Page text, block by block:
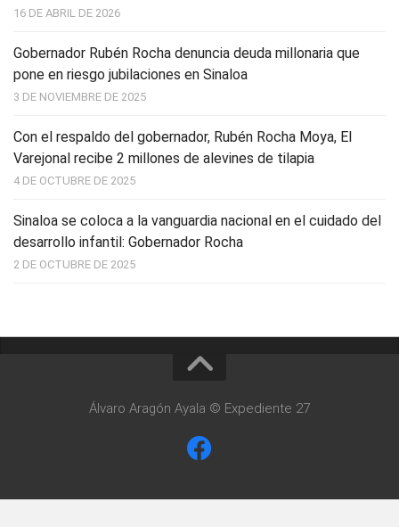
16 DE ABRIL DE 2026
Gobernador Rubén Rocha denuncia deuda millonaria que
pone en riesgo jubilaciones en Sinaloa
3 DE NOVIEMBRE DE 2025
Con el respaldo del gobernador, Rubén Rocha Moya, El
Varejonal recibe 2 millones de alevines de tilapia
4 DE OCTUBRE DE 2025
Sinaloa se coloca a la vanguardia nacional en el cuidado del
desarrollo infantil: Gobernador Rocha
2 DE OCTUBRE DE 2025
Álvaro Aragón Ayala © Expediente 27